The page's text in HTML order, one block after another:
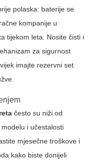
polaska: baterije se
kompanije u
tijekom leta. Nosite čisti i
za sigurnost
imajte rezervni set
često su niži od
i učestalosti
mjesečne troškove i
kako biste donijeli